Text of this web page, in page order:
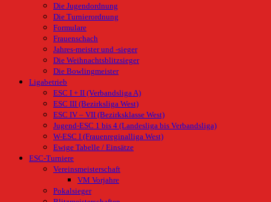
Die Jugendordnung
Die Turnierordnung
Formulare
Frauenschach
Jahres-meister und -sieger
Die Weihnachtsblitzsieger
Die Bowlingmeister
Ligabetrieb
ESC I + II (Verbandsliga A)
ESC III (Bezirksliga West)
ESC IV – VII (Bezirksklasse West)
Jugend-ESC 1 bis 4 (Landesliga bis Verbandsliga)
W-ESC I (Frauenreginalliga West)
Ewige Tabelle / Einsätze
ESC-Turniere
Vereinsmeisterschaft
VM Vorjahre
Pokalsieger